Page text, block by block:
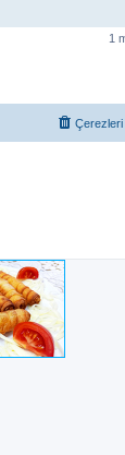
1
Çerezleri